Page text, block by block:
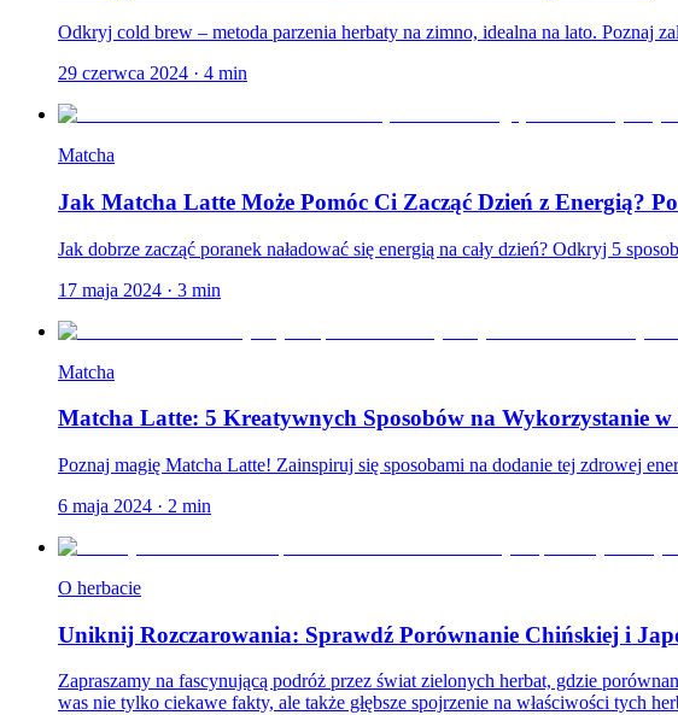
Odkryj cold brew – metoda parzenia herbaty na zimno, idealna na lato. Poznaj
29 czerwca 2024 · 4 min
Matcha
Jak Matcha Latte Może Pomóc Ci Zacząć Dzień z Energią?
Jak dobrze zacząć poranek naładować się energią na cały dzień? Odkryj 5
17 maja 2024 · 3 min
Matcha
Matcha Latte: 5 Kreatywnych Sposobów na Wykorzystanie w
Poznaj magię Matcha Latte! Zainspiruj się sposobami na dodanie tej zdrowej
6 maja 2024 · 2 min
O herbacie
Uniknij Rozczarowania: Sprawdź Porównanie Chińskiej i
Zapraszamy na fascynującą podróż przez świat zielonych herbat, gdzie
was nie tylko ciekawe fakty, ale także głębsze spojrzenie na właściwości tych